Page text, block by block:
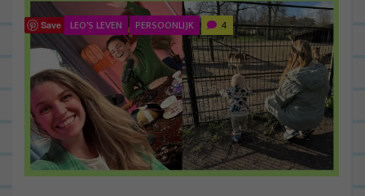
Save LEO'S LEVEN PERSOONLIJK 4